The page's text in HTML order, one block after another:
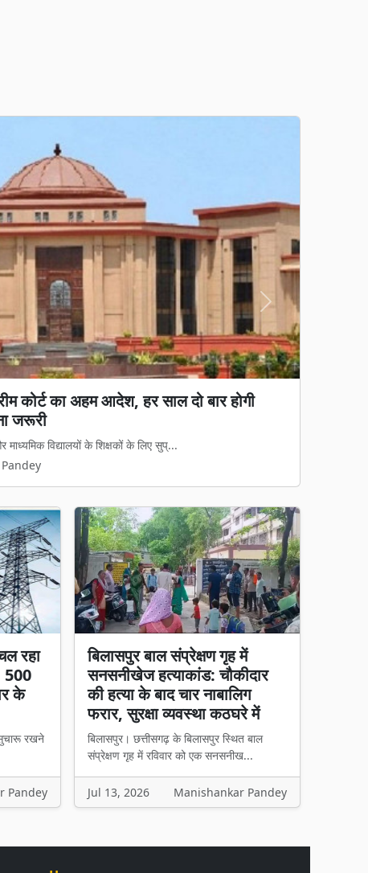
लागू: अवैध धर्मांतरण पर सख्त शिकंजा, गृह
का डर दिखेगा'
पर अब नया कानूनी ढांचा पूरी तरह ...
Next
रहा
500
के
रखने
Pandey
बिलासपुर बाल संप्रेक्षण गृह में
सनसनीखेज हत्याकांड: चौकीदार
की हत्या के बाद चार नाबालिग
फरार, सुरक्षा व्यवस्था कठघरे में
बिलासपुर। छत्तीसगढ़ के बिलासपुर स्थित बाल
संप्रेक्षण गृह में रविवार को एक सनसनीख...
Jul 13, 2026 Manishankar Pandey